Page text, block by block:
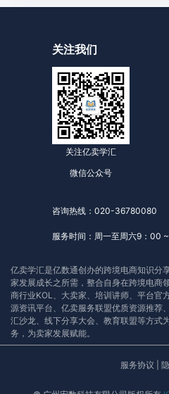
关注我们
关注亿卖学汇
微信公众号
咨询热线：020-36780080
服务时间：周一至周六9：00
亿卖学汇是亿数通创办的跨境电商知识分
家发展成长之所需，整合自身在跨境电商
商行业KOL、大卖家、培训讲师、平台官
源资讯平台、亿卖服务联盟优质资源推荐
汇沙龙、线下分享大会、教育联盟等方式
务，为卖家发展赋能。
服务协议